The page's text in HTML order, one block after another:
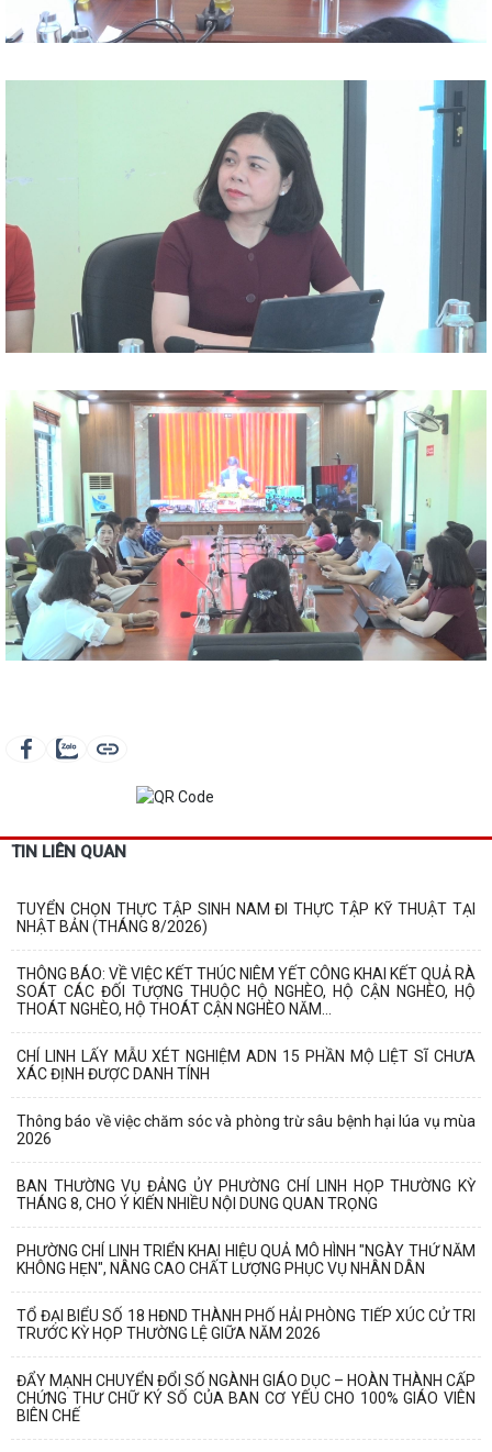
TIN LIÊN QUAN
TUYỂN CHỌN THỰC TẬP SINH NAM ĐI THỰC TẬP KỸ THUẬT TẠI
NHẬT BẢN (THÁNG 8/2026)
THÔNG BÁO: VỀ VIỆC KẾT THÚC NIÊM YẾT CÔNG KHAI KẾT QUẢ RÀ
SOÁT CÁC ĐỐI TƯỢNG THUỘC HỘ NGHÈO, HỘ CẬN NGHÈO, HỘ
THOÁT NGHÈO, HỘ THOÁT CẬN NGHÈO NĂM...
CHÍ LINH LẤY MẪU XÉT NGHIỆM ADN 15 PHẦN MỘ LIỆT SĨ CHƯA
XÁC ĐỊNH ĐƯỢC DANH TÍNH
Thông báo về việc chăm sóc và phòng trừ sâu bệnh hại lúa vụ mùa
2026
BAN THƯỜNG VỤ ĐẢNG ỦY PHƯỜNG CHÍ LINH HỌP THƯỜNG KỲ
THÁNG 8, CHO Ý KIẾN NHIỀU NỘI DUNG QUAN TRỌNG
PHƯỜNG CHÍ LINH TRIỂN KHAI HIỆU QUẢ MÔ HÌNH "NGÀY THỨ NĂM
KHÔNG HẸN", NÂNG CAO CHẤT LƯỢNG PHỤC VỤ NHÂN DÂN
TỔ ĐẠI BIỂU SỐ 18 HĐND THÀNH PHỐ HẢI PHÒNG TIẾP XÚC CỬ TRI
TRƯỚC KỲ HỌP THƯỜNG LỆ GIỮA NĂM 2026
ĐẨY MẠNH CHUYỂN ĐỔI SỐ NGÀNH GIÁO DỤC – HOÀN THÀNH CẤP
CHỨNG THƯ CHỮ KÝ SỐ CỦA BAN CƠ YẾU CHO 100% GIÁO VIÊN
BIÊN CHẾ